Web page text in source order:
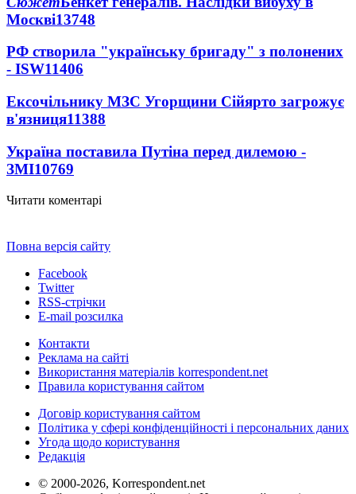
Москві13748
РФ створила "українську бригаду" з полонених
- ISW11406
Ексочільнику МЗС Угорщини Сійярто загрожує
в'язниця11388
Україна поставила Путіна перед дилемою -
ЗМІ10769
Читати коментарі
Повна версія сайту
Facebook
Twitter
RSS-стрічки
E-mail розсилка
Контакти
Реклама на сайті
Використання матеріалів korrespondent.net
Правила користування сайтом
Договір користування сайтом
Політика у сфері конфіденційності і персональних даних
Угода щодо користування
Редакція
© 2000-2026, Korrespondent.net